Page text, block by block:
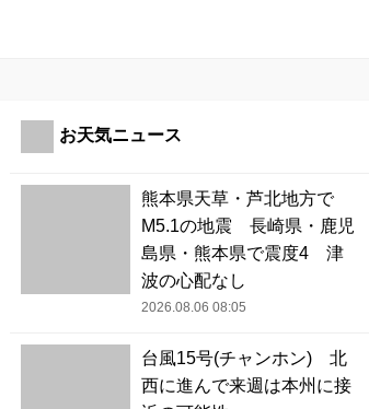
お天気ニュース
熊本県天草・芦北地方で
M5.1の地震 長崎県・鹿児
島県・熊本県で震度4 津
波の心配なし
2026.08.06 08:05
台風15号(チャンホン) 北
西に進んで来週は本州に接